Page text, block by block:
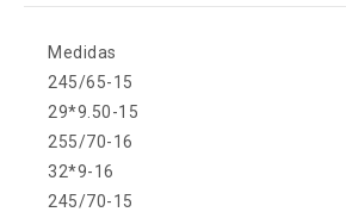
Medidas
245/65-15
29*9.50-15
255/70-16
32*9-16
245/70-15